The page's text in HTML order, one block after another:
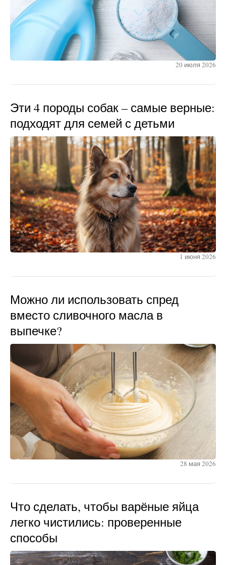
20 июля 2026
Эти 4 породы собак – самые верные:
подходят для семей с детьми
1 июня 2026
Можно ли использовать спред
вместо сливочного масла в
выпечке?
28 мая 2026
Что сделать, чтобы варёные яйца
легко чистились: проверенные
способы